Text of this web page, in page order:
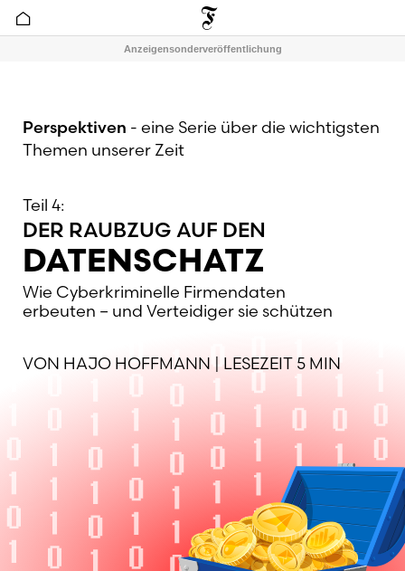
Anzeigensonderveröffentlichung
Perspektiven - eine Serie über die wichtigsten
Themen unserer Zeit
Teil 4:
DER RAUBZUG AUF DEN
DATENSCHATZ
Wie Cyberkriminelle Firmendaten
erbeuten – und Verteidiger sie schützen
VON HAJO HOFFMANN | LESEZEIT 5 MIN